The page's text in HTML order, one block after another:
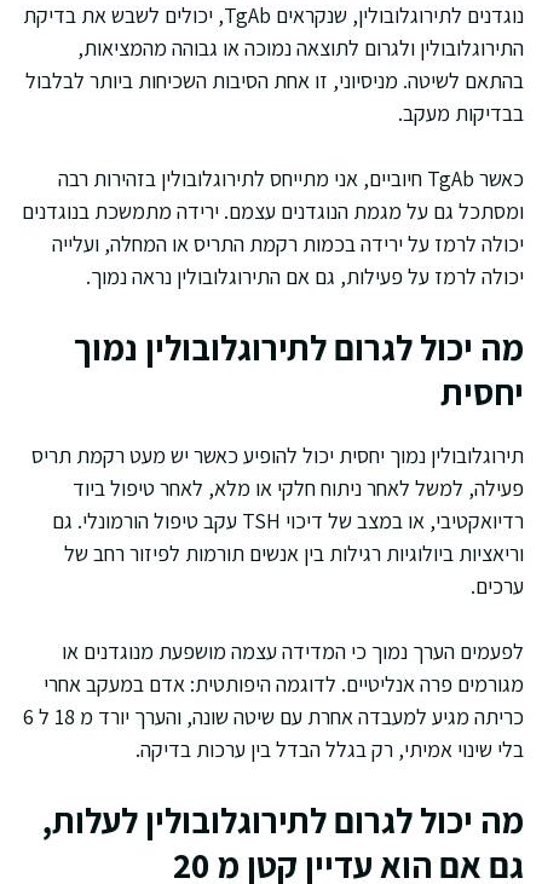
נוגדנים לתירוגלובולין, שנקראים TgAb, יכולים לשבש את בדיקת
התירוגלובולין ולגרום לתוצאה נמוכה או גבוהה מהמציאות,
בהתאם לשיטה. מניסיוני, זו אחת הסיבות השכיחות ביותר לבלבול
בבדיקות מעקב.
כאשר TgAb חיוביים, אני מתייחס לתירוגלובולין בזהירות רבה
ומסתכל גם על מגמת הנוגדנים עצמם. ירידה מתמשכת בנוגדנים
יכולה לרמז על ירידה בכמות רקמת התריס או המחלה, ועלייה
יכולה לרמז על פעילות, גם אם התירוגלובולין נראה נמוך.
מה יכול לגרום לתירוגלובולין נמוך
יחסית
תירוגלובולין נמוך יחסית יכול להופיע כאשר יש מעט רקמת תריס
פעילה, למשל לאחר ניתוח חלקי או מלא, לאחר טיפול ביוד
רדיואקטיבי, או במצב של דיכוי TSH עקב טיפול הורמונלי. גם
וריאציות ביולוגיות רגילות בין אנשים תורמות לפיזור רחב של
ערכים.
לפעמים הערך נמוך כי המדידה עצמה מושפעת מנוגדנים או
מגורמים פרה אנליטיים. לדוגמה היפותטית: אדם במעקב אחרי
כריתה מגיע למעבדה אחרת עם שיטה שונה, והערך יורד מ 18 ל 6
בלי שינוי אמיתי, רק בגלל הבדל בין ערכות בדיקה.
מה יכול לגרום לתירוגלובולין לעלות,
גם אם הוא עדיין קטן מ 20